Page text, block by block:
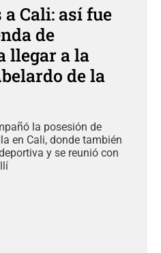
Cali: así fue
de
llegar a la
de la
la posesión de
en Cali, donde también
y se reunió con